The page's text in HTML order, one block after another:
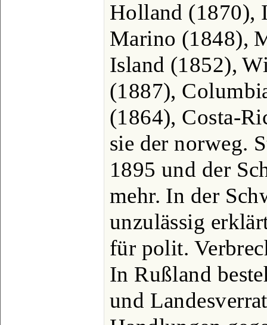
Holland (1870),
Marino (1848),
Island (1852),
(1887),
(1864), Costa-
sie der norweg.
1895 und der
mehr. In der
unzulässig
für polit.
In Rußland
und